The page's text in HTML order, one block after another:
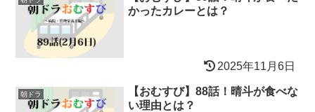
かったカレーとは？
2025年11月6日
朝ドラ
【おむすび】88話！晴斗が食べな
い理由とは？